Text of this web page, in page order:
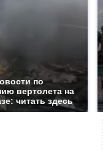
по
вертолета на
читать здесь